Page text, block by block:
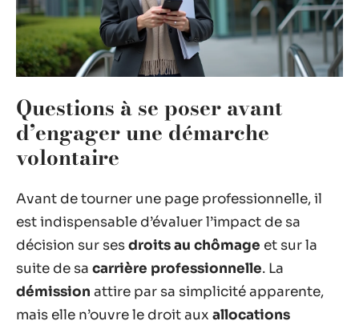
Questions à se poser avant
d’engager une démarche
volontaire
Avant de tourner une page professionnelle, il
est indispensable d’évaluer l’impact de sa
décision sur sesdroits au chômage et sur la
suite de sa carrière professionnelle. La
démission attire par sa simplicité apparente,
mais elle n’ouvre le droit aux allocations